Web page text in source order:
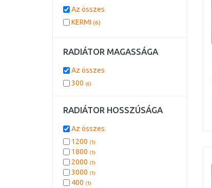
Az összes
KERMI (6)
RADIÁTOR MAGASSÁGA
Az összes
300 (6)
RADIÁTOR HOSSZÚSÁGA
Az összes
1200 (1)
1800 (1)
2000 (1)
3000 (1)
400 (1)